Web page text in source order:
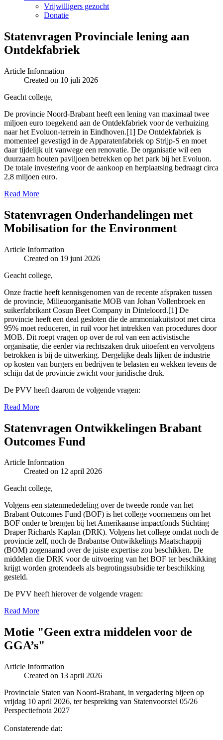
Vrijwilligers gezocht
Donatie
Statenvragen Provinciale lening aan
Ontdekfabriek
Article Information
Created on 10 juli 2026
Geacht college,
De provincie Noord-Brabant heeft een lening van maximaal twee
miljoen euro toegekend aan de Ontdekfabriek voor de verhuizing
naar het Evoluon-terrein in Eindhoven.[1] De Ontdekfabriek is
momenteel gevestigd in de Apparatenfabriek op Strijp-S en moet
daar tijdelijk uit vanwege een renovatie. De organisatie wil een
duurzaam houten paviljoen betrekken op het park bij het Evoluon.
De totale investering voor de aankoop en herplaatsing bedraagt circa
2,8 miljoen euro.
Read More
Statenvragen Onderhandelingen met
Mobilisation for the Environment
Article Information
Created on 19 juni 2026
Geacht college,
Onze fractie heeft kennisgenomen van de recente afspraken tussen
de provincie, Milieuorganisatie MOB van Johan Vollenbroek en
suikerfabrikant Cosun Beet Company in Dinteloord.[1] De
provincie heeft een deal gesloten die de ammoniakuitstoot met circa
95% moet reduceren, in ruil voor het intrekken van procedures door
MOB. Dit roept vragen op over de rol van een activistische
organisatie, die eerder via rechtszaken druk uitoefent en vervolgens
betrokken is bij de uitwerking. Dergelijke deals lijken de industrie
op kosten van burgers en bedrijven te belasten en wekken tevens de
schijn dat de provincie zwicht voor juridische druk.
De PVV heeft daarom de volgende vragen:
Read More
Statenvragen Ontwikkelingen Brabant
Outcomes Fund
Article Information
Created on 12 april 2026
Geacht college,
Volgens een statenmededeling over de tweede ronde van het
Brabant Outcomes Fund (BOF) is het college voornemens om het
BOF onder te brengen bij het Amerikaanse impactfonds Stichting
Draper Richards Kaplan (DRK). Volgens het college omdat noch de
provincie zelf, noch de Brabantse Ontwikkelings Maatschappij
(BOM) zogenaamd over de juiste expertise zou beschikken. De
middelen die DRK voor de uitvoering van het BOF ter beschikking
krijgt worden grotendeels als begrotingssubsidie ter beschikking
gesteld.
De PVV heeft hierover de volgende vragen:
Read More
Motie "Geen extra middelen voor de
GGA’s"
Article Information
Created on 13 april 2026
Provinciale Staten van Noord-Brabant, in vergadering bijeen op
vrijdag 10 april 2026, ter bespreking van Statenvoorstel 05/26
Perspectiefnota 2027
Constaterende dat: